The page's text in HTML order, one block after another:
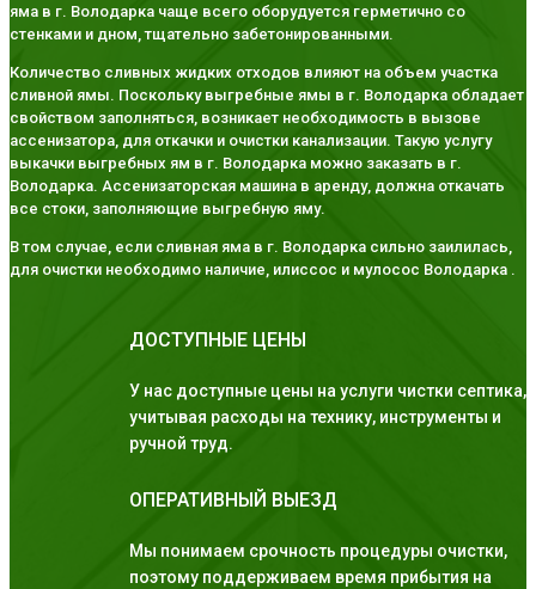
яма в г. Володарка чаще всего оборудуется герметично со
стенками и дном, тщательно забетонированными.
Количество сливных жидких отходов влияют на объем участка
сливной ямы. Поскольку выгребные ямы в г. Володарка обладает
свойством заполняться, возникает необходимость в вызове
ассенизатора, для откачки и очистки канализации. Такую услугу
выкачки выгребных ям в г. Володарка можно заказать в г.
Володарка. Ассенизаторская машина в аренду, должна откачать
все стоки, заполняющие выгребную яму.
В том случае, если сливная яма в г. Володарка сильно заилилась,
для очистки необходимо наличие, илиссос и мулосос Володарка .
ДОСТУПНЫЕ ЦЕНЫ
У нас доступные цены на услуги чистки септика,
учитывая расходы на технику, инструменты и
ручной труд.
ОПЕРАТИВНЫЙ ВЫЕЗД
Мы понимаем срочность процедуры очистки,
поэтому поддерживаем время прибытия на